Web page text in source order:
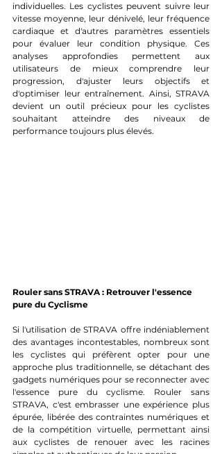
individuelles. Les cyclistes peuvent suivre leur
vitesse moyenne, leur dénivelé, leur fréquence
cardiaque et d'autres paramètres essentiels
pour évaluer leur condition physique. Ces
analyses approfondies permettent aux
utilisateurs de mieux comprendre leur
progression, d'ajuster leurs objectifs et
d'optimiser leur entraînement. Ainsi, STRAVA
devient un outil précieux pour les cyclistes
souhaitant atteindre des niveaux de
performance toujours plus élevés.
Rouler sans STRAVA : Retrouver l'essence
pure du Cyclisme
Si l'utilisation de STRAVA offre indéniablement
des avantages incontestables, nombreux sont
les cyclistes qui préfèrent opter pour une
approche plus traditionnelle, se détachant des
gadgets numériques pour se reconnecter avec
l'essence pure du cyclisme. Rouler sans
STRAVA, c'est embrasser une expérience plus
épurée, libérée des contraintes numériques et
de la compétition virtuelle, permettant ainsi
aux cyclistes de renouer avec les racines